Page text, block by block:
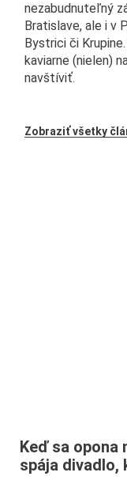
nezabudnuteľný
Bratislave, ale i v
Bystrici či
kaviarne (nielen)
navštíviť.
Zobraziť všetky
Keď sa opona
spája divadlo,